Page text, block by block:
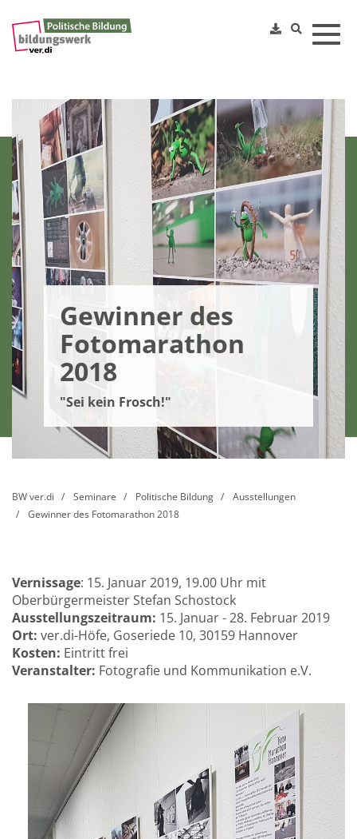
Gewinner des
Fotomarathon
2018
"Sei kein Frosch!"
BW ver.di Seminare Politische Bildung
Ausstellungen
Gewinner des Fotomarathon 2018
Vernissage: 15. Januar 2019, 19.00 Uhr mit
Oberbürgermeister Stefan Schostock
Ausstellungszeitraum: 15. Januar - 28. Februar 2019
Ort: ver.di-Höfe, Goseriede 10, 30159 Hannover
Kosten: Eintritt frei
Veranstalter: Fotografie und Kommunikation e.V.